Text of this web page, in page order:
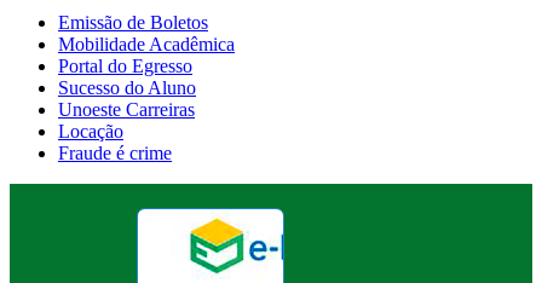
Emissão de Boletos
Mobilidade Acadêmica
Portal do Egresso
Sucesso do Aluno
Unoeste Carreiras
Locação
Fraude é crime